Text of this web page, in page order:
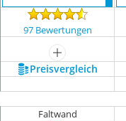
97 Bewertungen
mehr anzeigen
Preis­vergleich
Faltwand